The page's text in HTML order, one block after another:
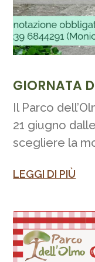
GIORNATA
Il Parco
21 giugno
scegliere la
LEGGI DI PIÙ